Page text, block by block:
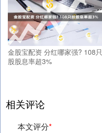
金股宝配资 分红哪家强? 108只
股股息率超3%
相关评论
本文评分*